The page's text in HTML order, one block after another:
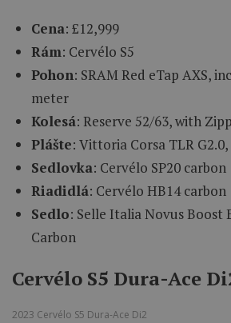
Cena: £12,999
Rám: Cervélo S5
Pohon: SRAM Red eTap AXS,
meter
Kolesá: Reserve 52/63, with
Plášte: Vittoria Corsa TLR G2.0,
Sedlovka: Cervélo SP20 carbon
Riadidlá: Cervélo HB14 carbon
Sedlo: Selle Italia Novus Boost
Carbon
Cervélo S5 Dura-Ace
2023 Cervélo S5 Dura-Ace Di2